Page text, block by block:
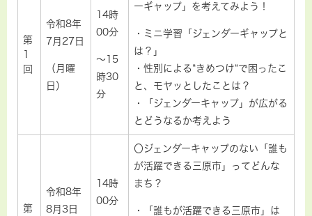
第
1
回
令和8年
7月27日
（月曜
日）
14時
00分
～15
時30
分
ーギャップ」を考えてみよう！
・ミニ学習「ジェンダーギャップと
は？」
・性別による“きめつけ“で困ったこ
と、モヤッとしたことは？
・「ジェンダーキャップ」が広がる
とどうなるか考えよう
第
令和8年
8月3日
14時
00分
〇ジェンダーキャップのない「誰も
が活躍できる三原市」ってどんな
まち？
・「誰もが活躍できる三原市」は